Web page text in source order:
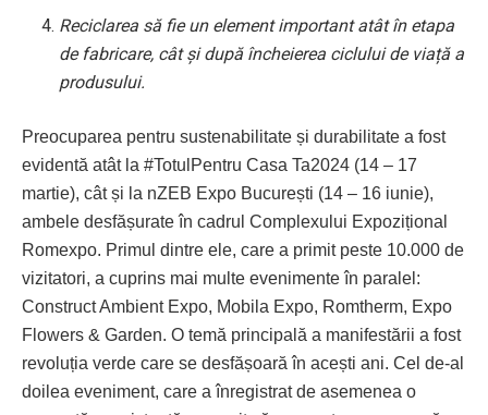
Reciclarea să fie un element important atât în etapa
de fabricare, cât și după încheierea ciclului de viață a
produsului.
Preocuparea pentru sustenabilitate și durabilitate a fost
evidentă atât la #TotulPentru Casa Ta2024 (14 – 17
martie), cât și la nZEB Expo București (14 – 16 iunie),
ambele desfășurate în cadrul Complexului Expozițional
Romexpo. Primul dintre ele, care a primit peste 10.000 de
vizitatori, a cuprins mai multe evenimente în paralel:
Construct Ambient Expo, Mobila Expo, Romtherm, Expo
Flowers & Garden. O temă principală a manifestării a fost
revoluția verde care se desfășoară în acești ani. Cel de-al
doilea eveniment, care a înregistrat de asemenea o